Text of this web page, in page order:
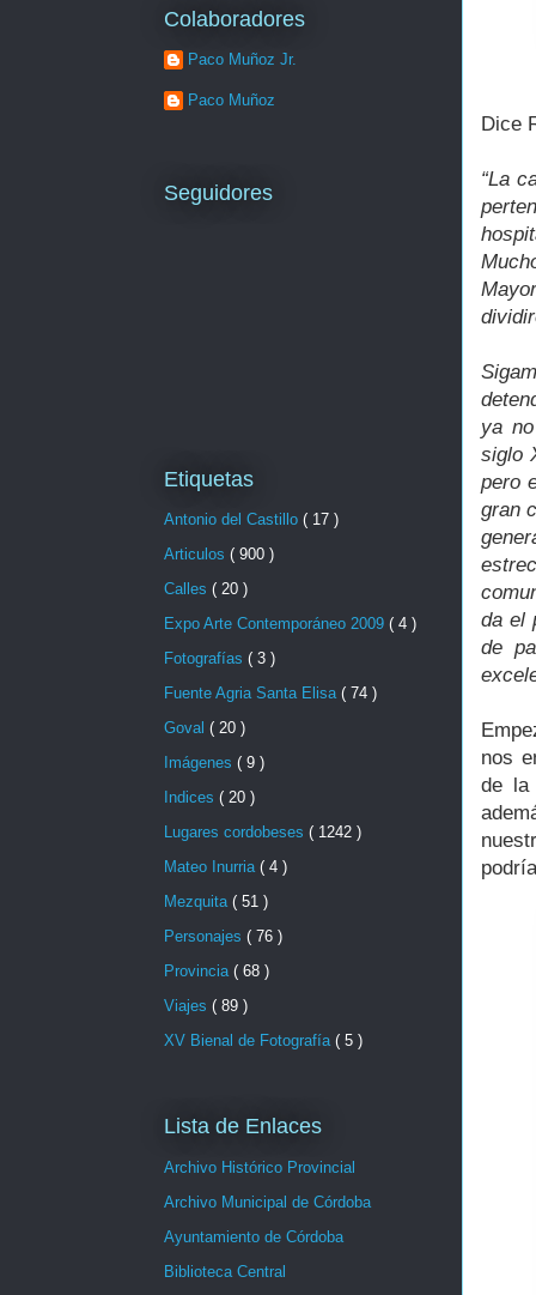
Dice
“La
ya
siglo
pero
gran
da el
de
nos
de la
Colaboradores
Paco Muñoz Jr.
Paco Muñoz
Seguidores
Etiquetas
Antonio del Castillo ( 17 )
Articulos ( 900 )
Calles ( 20 )
Expo Arte Contemporáneo 2009 ( 4 )
Fotografías ( 3 )
Fuente Agria Santa Elisa ( 74 )
Goval ( 20 )
Imágenes ( 9 )
Indices ( 20 )
Lugares cordobeses ( 1242 )
Mateo Inurria ( 4 )
Mezquita ( 51 )
Personajes ( 76 )
Provincia ( 68 )
Viajes ( 89 )
XV Bienal de Fotografía ( 5 )
Lista de Enlaces
Archivo Histórico Provincial
Archivo Municipal de Córdoba
Ayuntamiento de Córdoba
Biblioteca Central